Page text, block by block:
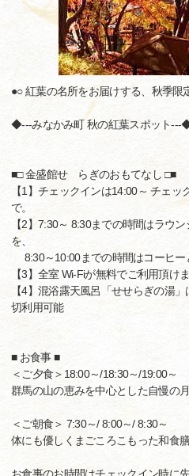
●○ 紅葉の名所をお届けする、秋季限
◆---みなかみ町 秋の紅葉スポット---
■□ 金盛館せゝらぎのおもてなし □■
【1】チェックインは14:00～ チェッ
で。
【2】7:30～ 8:30までの時間はラウ
を、
8:30～10:00までの時間はコーヒー
【3】全室 Wi-Fiが無料でご利用頂けま
【4】混浴露天風呂「せせらぎの湯
切利用可能
■ お食事 ■
＜ご夕食＞18:00～/18:30～/19:00～
群馬の山の恵みを中心とした自慢の
＜ご朝食＞ 7:30～/ 8:00～/ 8:30～
体にも優しくまごころこもった和食